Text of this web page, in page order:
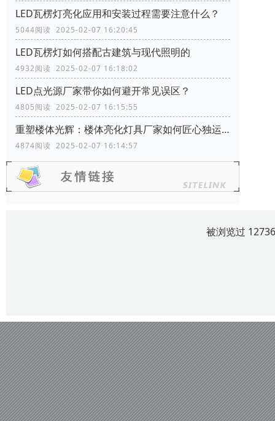
LED瓦楞灯亮化应用和安装过程需要注意什么？
5044阅读 2025-02-07 16:20:45
LED瓦楞灯如何搭配古建筑与现代照明的
4932阅读 2025-02-07 16:18:02
LED点光源厂家带你如何避开常见误区？
4805阅读 2025-02-07 16:15:55
重塑楼体光辉：楼体亮化灯具厂家如何匠心独运，彰显建筑特色
4874阅读 2025-02-07 16:14:57
被浏览过